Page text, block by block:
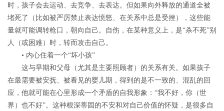
时，孩子会去运动、去竞争、去表达。但如果向外释放的通道全被
堵死了（比如被严厉禁止表达愤怒、在关系中总是受挫），这些能
量就可能调转枪口，朝向自己。自伤，在某种意义上，是“杀不死”别
人（或困难）时，转而攻击自己。
• 内心住着一个“坏小孩”
这与早期和父母（尤其是主要照顾者）的关系有关。如果孩子
在最需要被安抚、被看见的婴儿期，得到的是不一致的、混乱的回
应，他就可能在心里形成一个矛盾的自我形象：“我不好，你（世
界）也不好”。这种根深蒂固的不安和对自己价值的怀疑，是很多自